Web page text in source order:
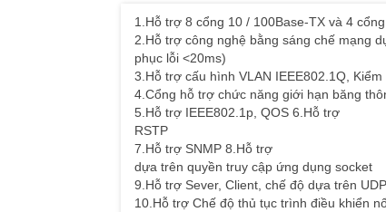
1.Hỗ trợ 8 cổng 10 / 100Base-TX và 4
2.Hỗ trợ công nghệ bằng sáng chế mạng
phục lỗi <20ms)
3.Hỗ trợ cấu hình VLAN IEEE802.1Q,
4.Cổng hỗ trợ chức năng giới hạn băng
5.Hỗ trợ IEEE802.1p, QOS 6.Hỗ trợ
RSTP
7.Hỗ trợ SNMP 8.Hỗ trợ
dựa trên quyền truy cập ứng dụng socket
9.Hỗ trợ Sever, Client, chế độ dựa trên
10.Hỗ trợ Chế độ thủ tục trình điều khiển